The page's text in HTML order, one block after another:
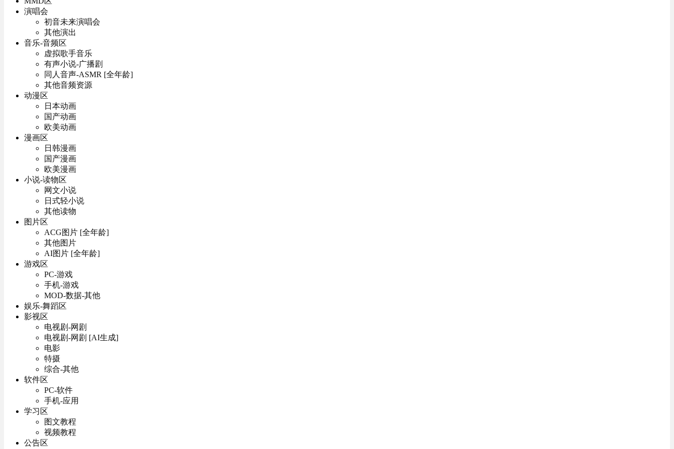
演唱会
初音未来演唱会
其他演出
音乐-音频区
虚拟歌手音乐
有声小说-广播剧
同人音声-ASMR [全年龄]
其他音频资源
动漫区
日本动画
国产动画
欧美动画
漫画区
日韩漫画
国产漫画
欧美漫画
小说-读物区
网文小说
日式轻小说
其他读物
图片区
ACG图片 [全年龄]
其他图片
AI图片 [全年龄]
游戏区
PC-游戏
手机-游戏
MOD-数据-其他
娱乐-舞蹈区
影视区
电视剧-网剧
电视剧-网剧 [AI生成]
电影
特摄
综合-其他
软件区
PC-软件
手机-应用
学习区
图文教程
视频教程
公告区